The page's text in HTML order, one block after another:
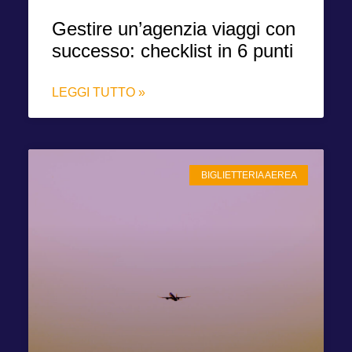
Gestire un’agenzia viaggi con
successo: checklist in 6 punti
LEGGI TUTTO »
BIGLIETTERIA AEREA